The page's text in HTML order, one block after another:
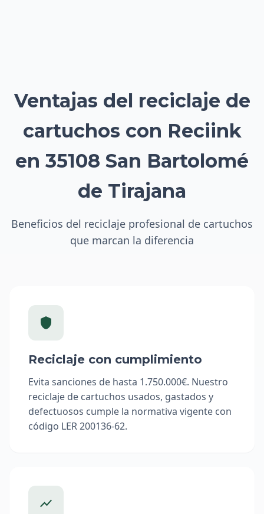
Ventajas del reciclaje de
cartuchos con Reciink
en 35108 San Bartolomé
de Tirajana
Beneficios del reciclaje profesional de cartuchos
que marcan la diferencia
Reciclaje con cumplimiento
Evita sanciones de hasta 1.750.000€. Nuestro
reciclaje de cartuchos usados, gastados y
defectuosos cumple la normativa vigente con
código LER 200136-62.